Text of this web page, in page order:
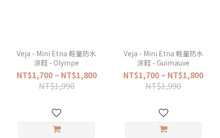
Veja - Mini Etna 輕量防水
涼鞋 - Olympe
NT$1,700 ~ NT$1,800
NT$1,990
Veja - Mini Etna 輕量防水
涼鞋 - Guimauve
NT$1,700 ~ NT$1,800
NT$1,990